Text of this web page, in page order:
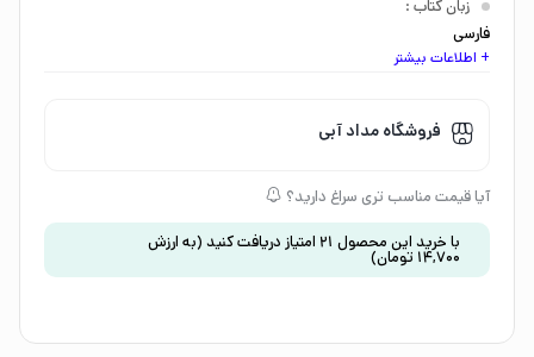
زبان کتاب :
فارسی
اندازه کتاب:
گروه سنی :
جوان و بزرگسال
زندگینامه،ناداستان
+ اطلاعات بیشتر
فروشگاه مداد آبی
آیا قیمت مناسب تری سراغ دارید؟
با خرید این محصول 21 امتیاز دریافت کنید (به ارزش
14,700 تومان)